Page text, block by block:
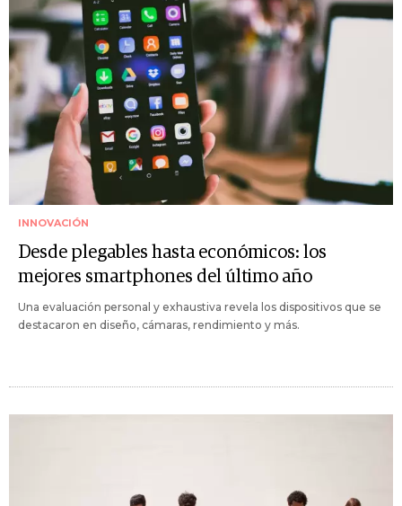
INNOVACIÓN
Desde plegables hasta económicos: los
mejores smartphones del último año
Una evaluación personal y exhaustiva revela los dispositivos que se
destacaron en diseño, cámaras, rendimiento y más.